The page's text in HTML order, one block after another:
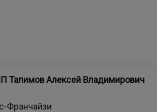
Талимов Алексей Владимирович
Франчайзи